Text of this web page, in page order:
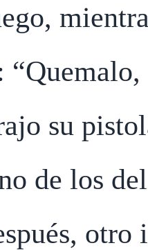
su
de los